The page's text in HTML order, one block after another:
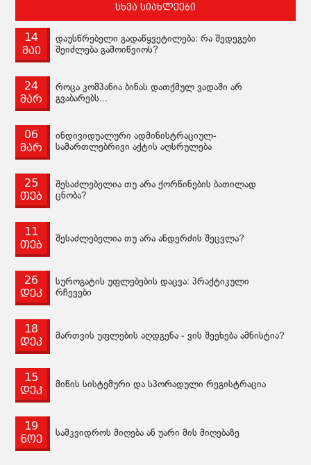
სხვა სიახლეები
14
მაი
დაუსწრებელი გადაწყვეტილება: რა შედეგები
შეიძლება გამოიწვიოს?
24
მარ
როცა კომპანია ბინას დათქმულ ვადაში არ
გვაბარებს...
06
მარ
ინდივიდუალური ადმინისტრაციულ-
სამართლებრივი აქტის აღსრულება
25
თებ
შესაძლებელია თუ არა ქორწინების ბათილად
ცნობა?
11
თებ
შესაძლებელია თუ არა ანდერძის შეცვლა?
26
დეკ
სუროგატის უფლებების დაცვა: პრაქტიკული
რჩევები
18
დეკ
მართვის უფლების აღდგენა - ვის შეეხება ამნისტია?
15
დეკ
მიწის სისტემური და სპორადული რეგისტრაცია
19
ნოე
სამკვიდროს მიღება ან უარი მის მიღებაზე